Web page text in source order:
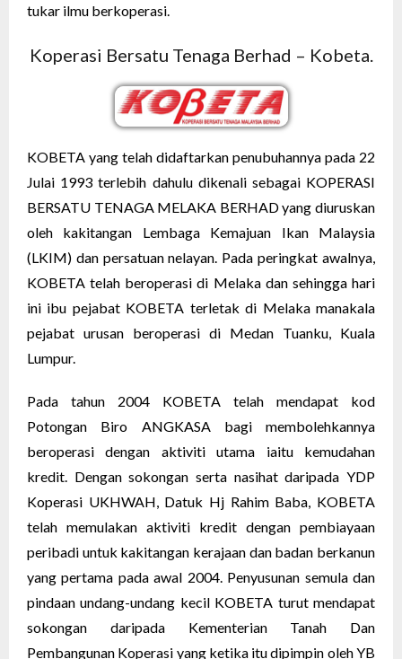
tukar ilmu berkoperasi.
Koperasi Bersatu Tenaga Berhad – Kobeta.
KOBETA yang telah didaftarkan penubuhannya pada 22
Julai 1993 terlebih dahulu dikenali sebagai KOPERASI
BERSATU TENAGA MELAKA BERHAD yang diuruskan
oleh kakitangan Lembaga Kemajuan Ikan Malaysia
(LKIM) dan persatuan nelayan. Pada peringkat awalnya,
KOBETA telah beroperasi di Melaka dan sehingga hari
ini ibu pejabat KOBETA terletak di Melaka manakala
pejabat urusan beroperasi di Medan Tuanku, Kuala
Lumpur.
Pada tahun 2004 KOBETA telah mendapat kod
Potongan Biro ANGKASA bagi membolehkannya
beroperasi dengan aktiviti utama iaitu kemudahan
kredit. Dengan sokongan serta nasihat daripada YDP
Koperasi UKHWAH, Datuk Hj Rahim Baba, KOBETA
telah memulakan aktiviti kredit dengan pembiayaan
peribadi untuk kakitangan kerajaan dan badan berkanun
yang pertama pada awal 2004. Penyusunan semula dan
pindaan undang-undang kecil KOBETA turut mendapat
sokongan daripada Kementerian Tanah Dan
Pembangunan Koperasi yang ketika itu dipimpin oleh YB